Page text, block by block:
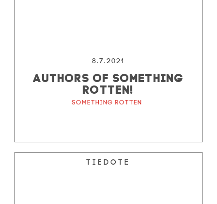
8.7.2021
AUTHORS OF SOMETHING
ROTTEN!
Something Rotten
Tiedote